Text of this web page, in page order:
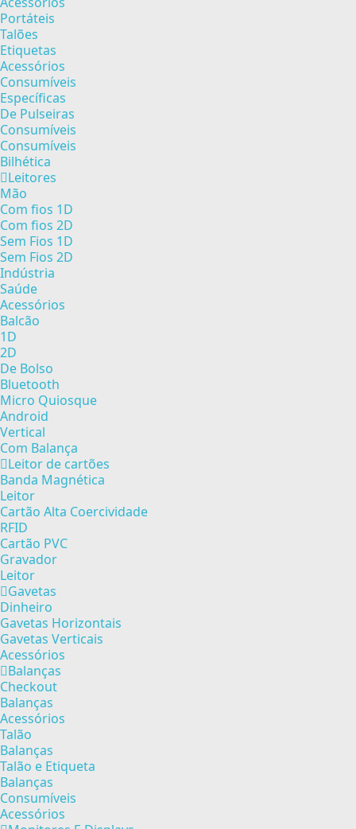
Portáteis
Talões
Etiquetas
Acessórios
Consumíveis
Específicas
De Pulseiras
Consumíveis
Consumíveis
Bilhética
Leitores
Mão
Com fios 1D
Com fios 2D
Sem Fios 1D
Sem Fios 2D
Indústria
Saúde
Acessórios
Balcão
1D
2D
De Bolso
Bluetooth
Micro Quiosque
Android
Vertical
Com Balança
Leitor de cartões
Banda Magnética
Leitor
Cartão Alta Coercividade
RFID
Cartão PVC
Gravador
Leitor
Gavetas
Dinheiro
Gavetas Horizontais
Gavetas Verticais
Acessórios
Balanças
Checkout
Balanças
Acessórios
Talão
Balanças
Talão e Etiqueta
Balanças
Consumíveis
Acessórios